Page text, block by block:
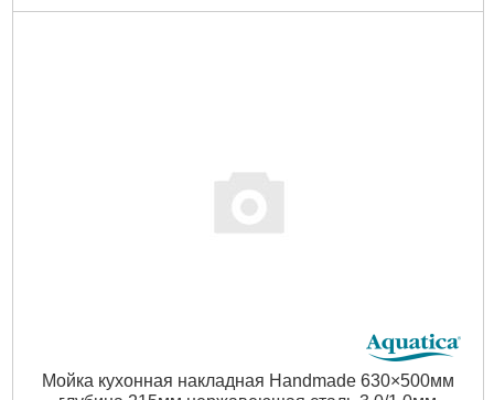
Мойка кухонная накладная Handmade 630×500мм